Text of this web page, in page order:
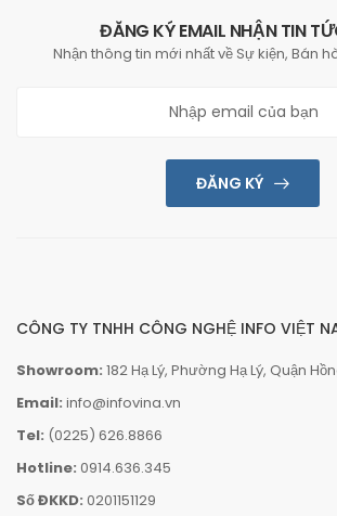
ĐĂNG KÝ EMAIL NHẬN TIN
Nhận thông tin mới nhất về Sự kiện, Bán
ĐĂNG KÝ
CÔNG TY TNHH CÔNG NGHỆ INFO VIỆT
Showroom: 182 Hạ Lý, Phường Hạ Lý, Quận
Email: info@infovina.vn
Tel: (0225) 626.8866
Hotline: 0914.636.345
Số ĐKKD: 0201151129